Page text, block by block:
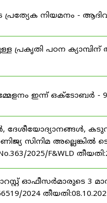
പ്രത്യേക നിയമനം -
പ്രകൃതി പഠന
ഇന്ന് ഒക്ടോബർ -
ദേശീയോദ്യാനങ്ങൾ,
സിനിമ അല്ലെങ്കിൽ
2025/F&WLD
ഓഫീസർമാരുടെ 3
2024